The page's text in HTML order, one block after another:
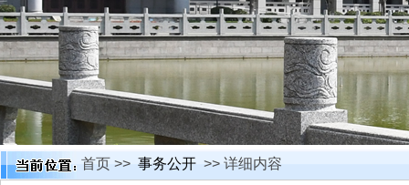
首页 >> 事务公开 >> 详细内容